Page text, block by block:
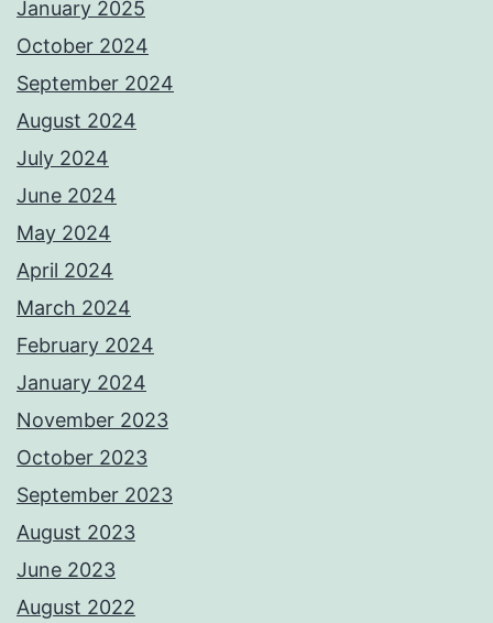
January 2025
October 2024
September 2024
August 2024
July 2024
June 2024
May 2024
April 2024
March 2024
February 2024
January 2024
November 2023
October 2023
September 2023
August 2023
June 2023
August 2022